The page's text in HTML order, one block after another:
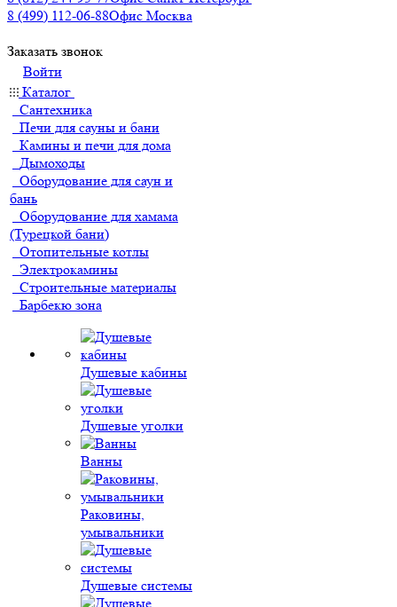
8 (499) 112-06-88Офис Москва
Заказать звонок
Войти
Каталог
Сантехника
Печи для сауны и бани
Камины и печи для дома
Дымоходы
Оборудование для саун и
бань
Оборудование для хамама
(Турецкой бани)
Отопительные котлы
Электрокамины
Строительные материалы
Барбекю зона
Душевые кабины
Душевые уголки
Ванны
Раковины,
умывальники
Душевые системы